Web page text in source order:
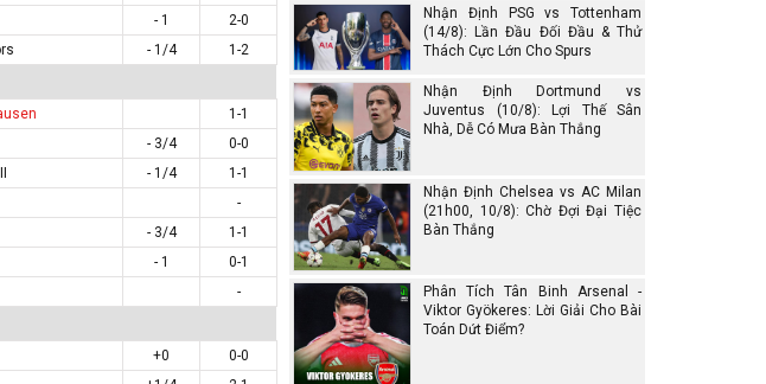
- 1
2-0
- 1/4
1-2
1-1
- 3/4
0-0
- 1/4
1-1
-
- 3/4
1-1
- 1
0-1
-
+0
0-0
Nhận Định PSG vs Tottenham
(14/8): Lần Đầu Đối Đầu & Thử
Thách Cực Lớn Cho Spurs
Nhận Định Dortmund vs
Juventus (10/8): Lợi Thế Sân
Nhà, Dễ Có Mưa Bàn Thắng
Nhận Định Chelsea vs AC Milan
(21h00, 10/8): Chờ Đợi Đại Tiệc
Bàn Thắng
Phân Tích Tân Binh Arsenal -
Viktor Gyökeres: Lời Giải Cho Bài
Toán Dứt Điểm?